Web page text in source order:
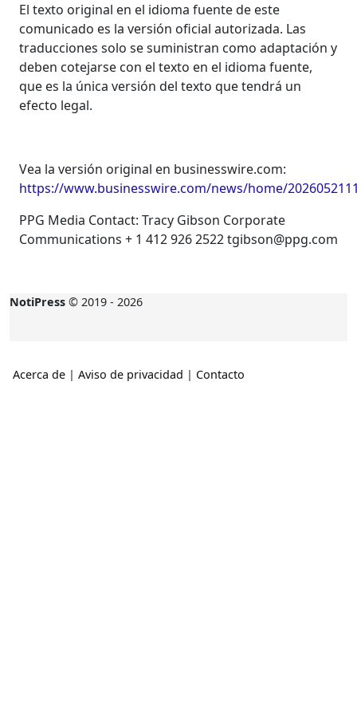
El texto original en el idioma fuente de este
comunicado es la versión oficial autorizada. Las
traducciones solo se suministran como adaptación y
deben cotejarse con el texto en el idioma fuente,
que es la única versión del texto que tendrá un
efecto legal.
Vea la versión original en businesswire.com:
https://www.businesswire.com/news/home/
PPG Media Contact: Tracy Gibson Corporate
Communications + 1 412 926 2522 tgibson@ppg.com
NotiPress © 2019 - 2026
Acerca de | Aviso de privacidad | Contacto